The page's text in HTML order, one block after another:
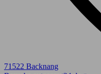
71522 Backnang